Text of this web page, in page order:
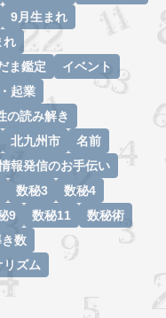
9月生まれ
れ
ま鑑定
イベント
起業
の読み解き
北九州市
名前
報発信のお手伝い
数秘3
数秘4
9 数秘11
数秘術
数
ズム